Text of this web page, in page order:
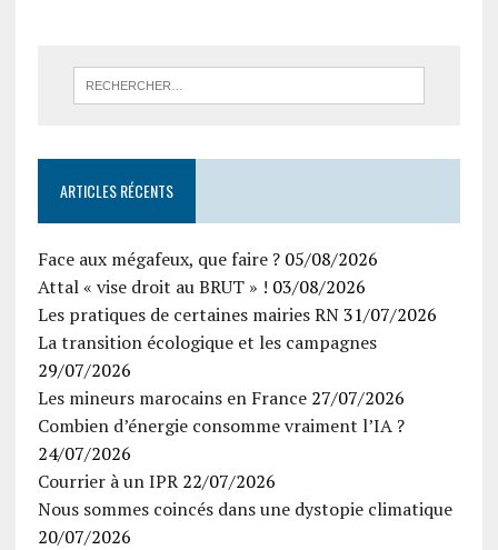
ARTICLES RÉCENTS
Face aux mégafeux, que faire ? 05/08/2026
Attal « vise droit au BRUT » ! 03/08/2026
Les pratiques de certaines mairies RN 31/07/2026
La transition écologique et les campagnes
29/07/2026
Les mineurs marocains en France 27/07/2026
Combien d’énergie consomme vraiment l’IA ?
24/07/2026
Courrier à un IPR 22/07/2026
Nous sommes coincés dans une dystopie climatique
20/07/2026